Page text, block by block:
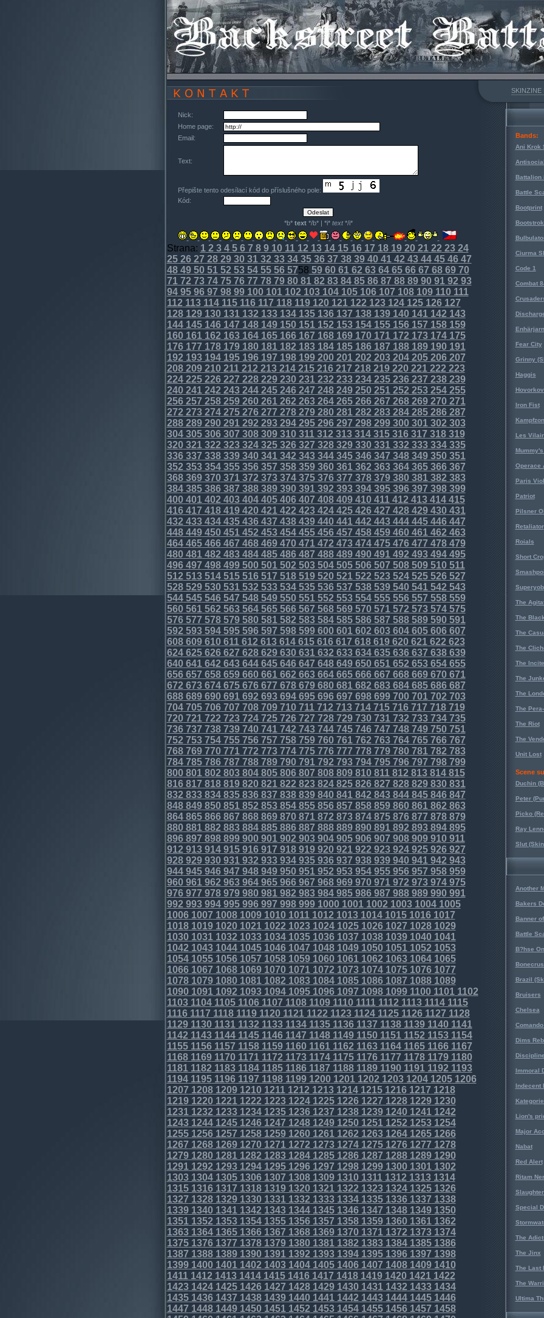
SKINZINE
Nick:
Home page:
Email:
Text:
Přepište tento odesílací kód do příslušného pole:
Kód:
*b* text*/b* | *i* text*/i*
Strana: 12 34567 89101112 1314151617 1819202122 2324
252627 2829303132 3334353637 3839404142 4344454647
4849505152 535455565758 59606162 6364656667 686970
7172 7374757677 7879808182 8384858687 8889909192 93
94959697 9899100101102 103104105106107 108109110111
112 113114115116117 118119120121122 123124125126127
128129130131132 133134135136137 138139140141142 143
144145146147 148149150151152 153154155156157 158159
160161162 163164165166167 168169170171172 173174175
176177 178179180181182 183184185186187 188189190191
192 193194195196197 198199200201202 203204205206207
208209210211212 213214215216217 218219220221222 223
224225226227 228229230231232 233234235236237 238239
240241242 243244245246247 248249250251252 253254255
256257 258259260261262 263264265266267 268269270271
272 273274275276277 278279280281282 283284285286287
288289290291292 293294295296297 298299300301302 303
304305306307 308309310311312 313314315316317 318319
320321322 323324325326327 328329330331332 333334335
336337 338339340341342 343344345346347 348349350351
352 353354355356357 358359360361362 363364365366367
368369370371372 373374375376377 378379380381382 383
384385386387 388389390391392 393394395396397 398399
400401402 403404405406407 408409410411412 413414415
416417 418419420421422 423424425426427 428429430431
432 433434435436437 438439440441442 443444445446447
448449450451452 453454455456457 458459460461462 463
464465466467 468469470471472 473474475476477 478479
480481482 483484485486487 488489490491492 493494495
496497 498499500501502 503504505506507 508509510511
512 513514515516517 518519520521522 523524525526527
528529530531532 533534535536537 538539540541542 543
544545546547 548549550551552 553554555556557 558559
560561562 563564565566567 568569570571572 573574575
576577 578579580581582 583584585586587 588589590591
592 593594595596597 598599600601602 603604605606607
608609610611612 613614615616617 618619620621622 623
624625626627 628629630631632 633634635636637 638639
640641642 643644645646647 648649650651652 653654655
656657 658659660661662 663664665666667 668669670671
672 673674675676677 678679680681682 683684685686687
688689690691692 693694695696697 698699700701702 703
704705706707 708709710711712 713714715716717 718719
720721722 723724725726727 728729730731732 733734735
736737 738739740741742 743744745746747 748749750751
752 753754755756757 758759760761762 763764765766767
768769770771772 773774775776777 778779780781782 783
784785786787 788789790791792 793794795796797 798799
800801802 803804805806807 808809810811812 813814815
816817 818819820821822 823824825826827 828829830831
832 833834835836837 838839840841842 843844845846847
848849850851852 853854855856857 858859860861862 863
864865866867 868869870871872 873874875876877 878879
880881882 883884885886887 888889890891892 893894895
896897 898899900901902 903904905906907 908909910911
912 913914915916917 918919920921922 923924925926927
928929930931932 933934935936937 938939940941942 943
944945946947 948949950951952 953954955956957 958959
960961962 963964965966967 968969970971972 973974975
976977 978979980981982 983984985986987 988989990991
992 993994995996997 998999100010011002 100310041005
10061007 10081009101010111012 10131014101510161017
10181019102010211022 10231024102510261027 10281029
103010311032 10331034103510361037 1038103910401041
1042 10431044104510461047 10481049105010511052 1053
1054105510561057 10581059106010611062 106310641065
10661067 10681069107010711072 10731074107510761077
10781079108010811082 10831084108510861087 10881089
109010911092 10931094109510961097 10981099110011011102
11031104110511061107 11081109111011111112 111311141115
11161117 11181119112011211122 11231124112511261127 1128
1129113011311132 11331134113511361137 1138113911401141
1142 11431144114511461147 11481149115011511152 11531154
115511561157 11581159116011611162 11631164116511661167
11681169117011711172 11731174117511761177 117811791180
11811182 11831184118511861187 11881189119011911192 1193
1194119511961197 11981199120012011202 1203120412051206
1207 12081209121012111212 12131214121512161217 1218
1219122012211222 12231224122512261227 122812291230
12311232 12331234123512361237 12381239124012411242
12431244124512461247 12481249125012511252 12531254
125512561257 12581259126012611262 1263126412651266
1267 12681269127012711272 12731274127512761277 1278
1279128012811282 12831284128512861287 128812891290
12911292 12931294129512961297 12981299130013011302
13031304130513061307 13081309131013111312 13131314
131513161317 13181319132013211322 1323132413251326
1327 13281329133013311332 13331334133513361337 1338
1339134013411342 13431344134513461347 134813491350
13511352 13531354135513561357 13581359136013611362
13631364136513661367 13681369137013711372 13731374
137513761377 13781379138013811382 1383138413851386
1387 13881389139013911392 13931394139513961397 1398
1399140014011402 14031404140514061407 140814091410
14111412 14131414141514161417 14181419142014211422
14231424142514261427 14281429143014311432 14331434
143514361437 14381439144014411442 1443144414451446
1447 14481449145014511452 14531454145514561457 1458
Bands:
Ani Krok
Battalion
Battle
Bootprint
Ciurma
Code 1
Combat
Fear City
Grinny
Haggis
Iron Fist
Les
Operace
Paris
Patriot
Pilsner
Retaliator
Roials
Short
Superyob
The
The
The
The
The
The
The
The
The Riot
The
Unit Lost
Scene
Duchin
Peter
Picko
Ray
Slut
Another
Bakers
Banner
Battle
B?hse
Brazil
Bruisers
Chelsea
Dims
Immoral
Indecent
Lion's
Major
Nabat
Red Alert
Ritam
Special
The
The Jinx
The Last
The
Ultima